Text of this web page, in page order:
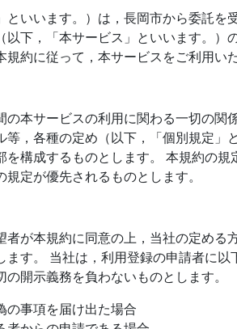
といいます。）は，長岡市から委託
以下，「本サービス」といいます。
約に従って，本サービスをご利用いた
本サービスの利用に関わる一切の
等，各種の定め（以下，「個別規定
構成するものとします。 本規約の
定が優先されるものとします。
が本規約に同意の上，当社の定め
す。 当社は，利用登録の申請者に
開示義務を負わないものとします。
の事項を届け出た場合